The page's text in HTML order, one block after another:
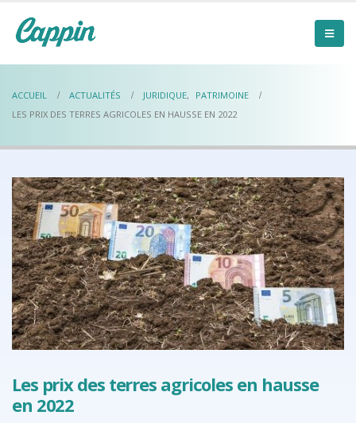
ACCUEIL ACTUALITÉS JURIDIQUE,
PATRIMOINE
LES PRIX DES TERRES AGRICOLES EN HAUSSE EN 2022
Les prix des terres agricoles en hausse
en 2022